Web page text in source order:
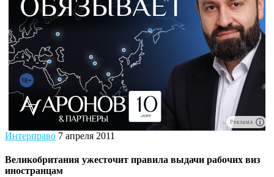
Реклама
Интерправо 7 апреля 2011
Великобритания ужесточит правила выдачи рабочих виз
иностранцам